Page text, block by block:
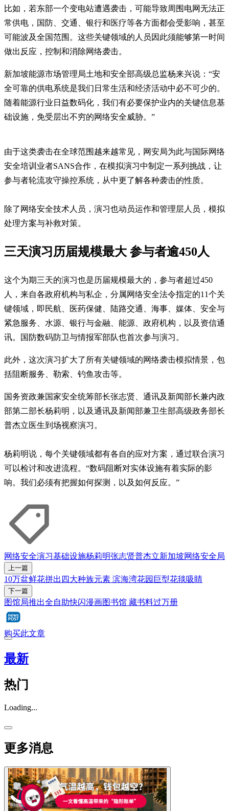
比如，若东部一个变电站遭遇袭击，可能导致周围电网无法正
常供电，国防、交通、银行和医疗等各方面都会受影响，甚至
可能波及全国范围。这些关键领域的人员因此须能够第一时间
做出反应，控制和消除网络袭击。
新加坡能源市场管理局土地和安全部高级总监杨来兴说：“安
全可靠的供电系统是我们日常生活和经济活动中必不可少的。
随着能源行业日益数码化，我们有必要保护业内的关键信息基
础设施，免受层出不穷的网络安全威胁。”
由于这类袭击在全球范围越来越常见，网安局为此与国际网络
安全培训业者SANS合作，在模拟演习中制定一系列挑战，让
参与者轮流攻守操控系统，从中更了解各种袭击的性质。
除了网络安全技术人员，演习也动员运作和管理层人员，模拟
处理方案与补救对策。
三天演习历届规模最大 参与者逾450人
这个为期三天的演习也是历届规模最大的，参与者超过450
人，来自各政府机构与私企，分属网络安全法令指定的11个关
键领域，即民航、医药保健、陆路交通、海事、媒体、安全与
紧急服务、水源、银行与金融、能源、政府机构，以及资信通
讯。国防数码防卫与情报军部队也首次参与演习。
此外，这次演习扩大了所有关键领域的网络袭击模拟情景，包
括阻断服务、勒索、钓鱼攻击等。
国务资政兼国家安全统筹部长张志贤、通讯及新闻部长兼内政
部第二部长杨莉明，以及通讯及新闻部兼卫生部高级政务部长
普杰立医生到场视察演习。
杨莉明说，每个关键领域都有各自的应对方案，通过联合演习
可以检讨和改进流程。“数码阻断对实体设施有着实际的影
响。我们必须有把握如何探测，以及如何反应。”
网络安全演习基础设施杨莉明张志贤普杰立新加坡网络安全局
上一篇
10万盆鲜花拼出四大种族元素 滨海湾花园巨型花毯吸睛
下一篇
图馆局推出全自助快闪漫画图书馆 藏书料过万册
购买此文章
最新
热门
Loading...
更多消息